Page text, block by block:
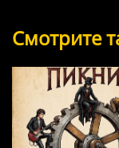
Смотрите